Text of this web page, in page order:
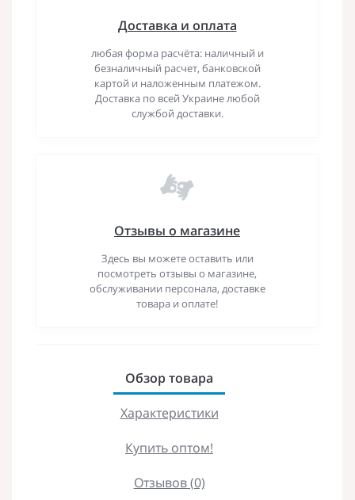
Доставка и оплата
любая форма расчёта: наличный и
безналичный расчет, банковской
картой и наложенным платежом.
Доставка по всей Украине любой
службой доставки.
Отзывы о магазине
Здесь вы можете оставить или
посмотреть отзывы о магазине,
обслуживании персонала, доставке
товара и оплате!
Обзор товара
Характеристики
Купить оптом!
Отзывов (0)